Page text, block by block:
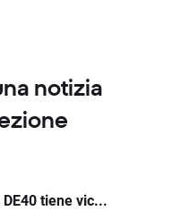
notizia
tiene vic...